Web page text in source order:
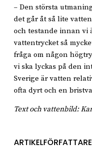
– Den största
det går åt så lite
och testande innan vi
vattentrycket så
fråga om någon
vi ska lyckas på den
Sverige är vatten
ofta dyrt och en
Text och vattenbild:
ARTIKELFÖRFATTARE